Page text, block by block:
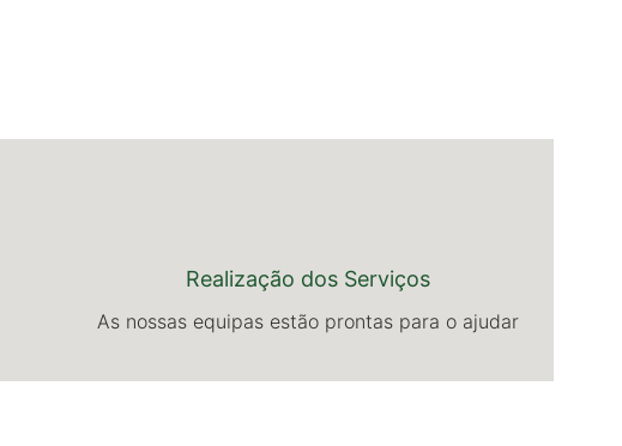
Realização dos Serviços
As nossas equipas estão prontas para o ajudar